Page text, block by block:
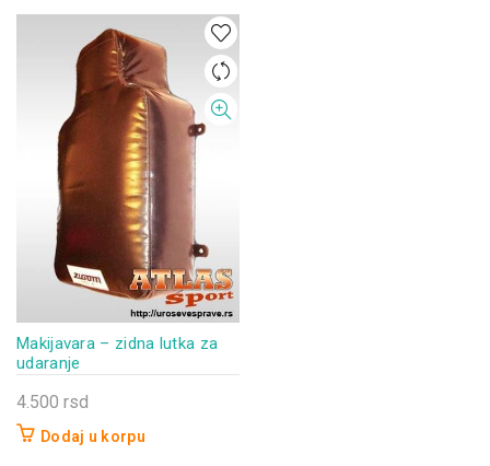
Makijavara – zidna lutka za
udaranje
4.500 rsd
Dodaj u korpu